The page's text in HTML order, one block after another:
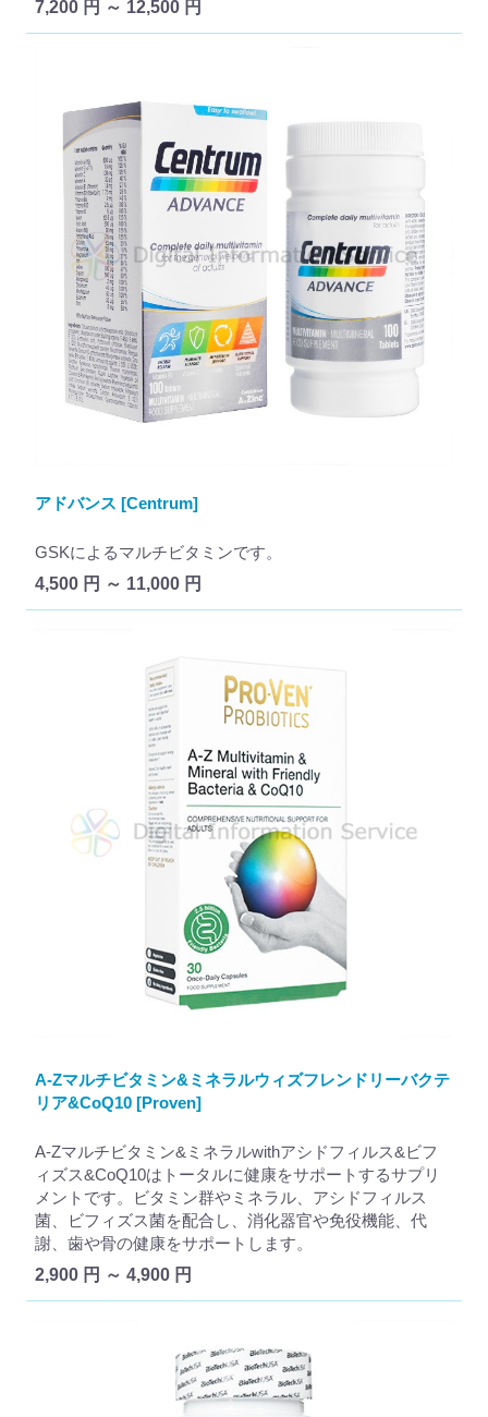
7,200 円 ～ 12,500 円
アドバンス [Centrum]
GSKによるマルチビタミンです。
4,500 円 ～ 11,000 円
A-Zマルチビタミン&ミネラルウィズフレンドリーバクテ
リア&CoQ10 [Proven]
A-Zマルチビタミン&ミネラルwithアシドフィルス&ビフ
ィズス&CoQ10はトータルに健康をサポートするサプリ
メントです。ビタミン群やミネラル、アシドフィルス
菌、ビフィズス菌を配合し、消化器官や免役機能、代
謝、歯や骨の健康をサポートします。
2,900 円 ～ 4,900 円